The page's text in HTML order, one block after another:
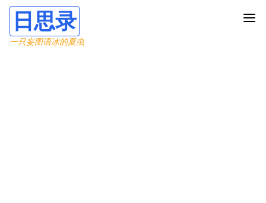
日思录
一只妄图语冰的夏虫